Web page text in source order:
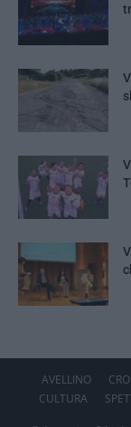
AVELLINO
CULTURA